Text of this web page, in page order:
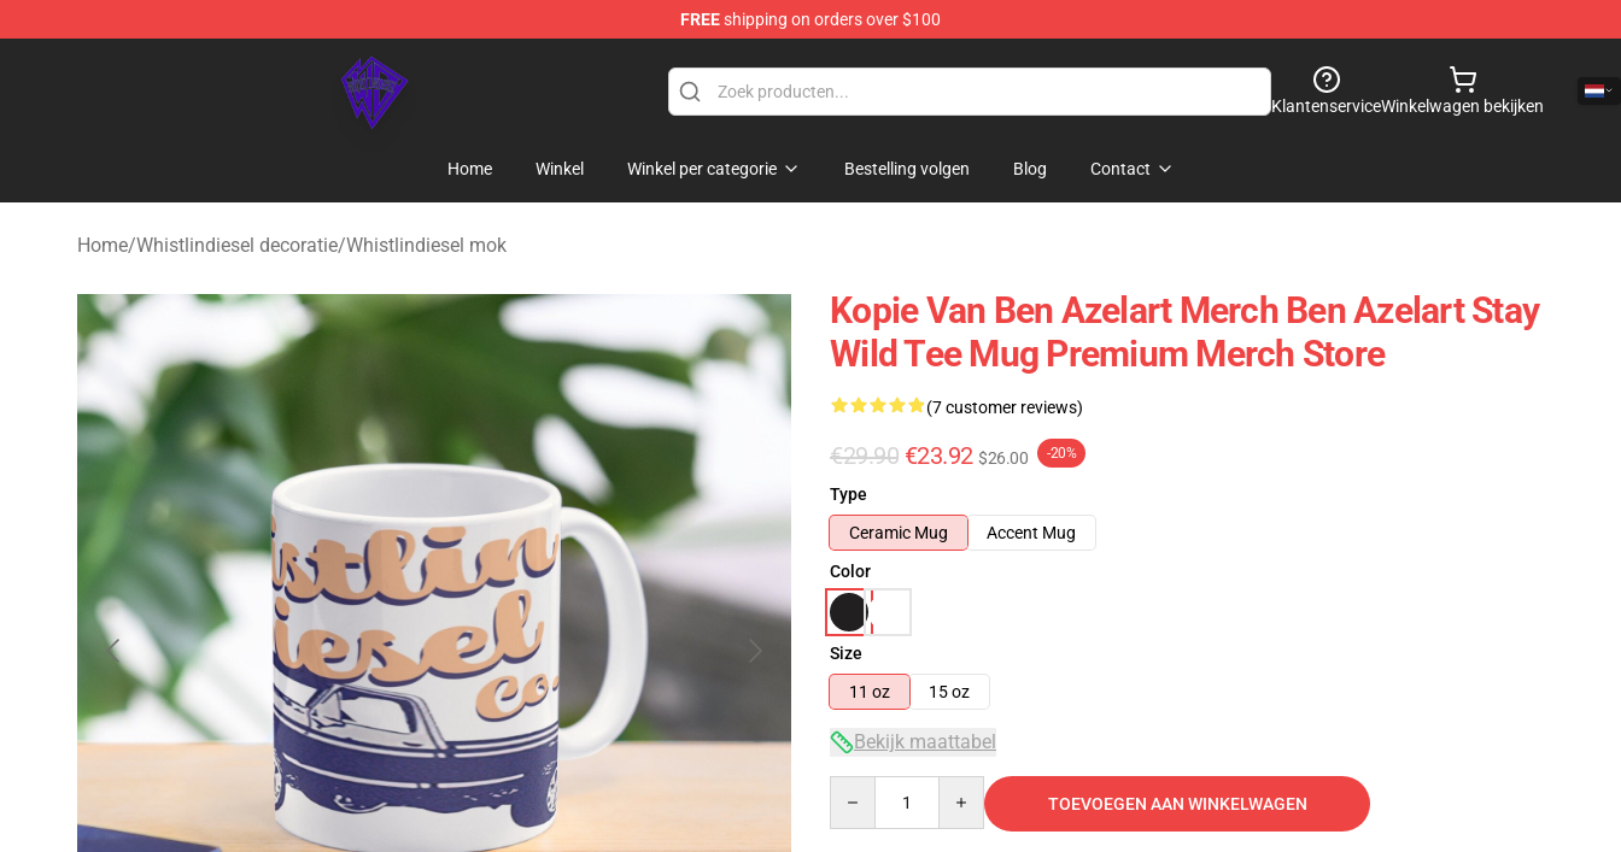
FREEshipping on orders over $100
WhistlinDiesel Shop - Official WhistlinDiesel Merchandise Store
KlantenserviceWinkelwagen bekijken
Home Winkel Winkel per categorie Bestelling volgen Blog Contact
Home/Whistlindiesel decoratie/Whistlindiesel mok
Kopie Van Ben Azelart Merch Ben Azelart Stay
Wild Tee Mug Premium Merch Store
(7 customer reviews)
€29.90 €23.92 $26.00 -20%
Type
Ceramic Mug
Accent Mug
Color
Size
11 oz
15 oz
Bekijk maattabel
TOEVOEGEN AAN WINKELWAGEN